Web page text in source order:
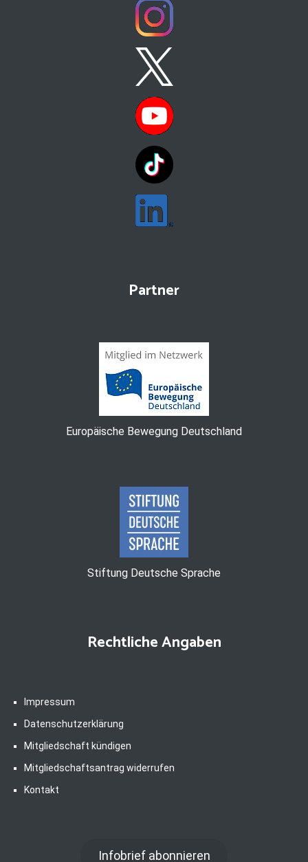
Partner
Europäische Bewegung Deutschland
Stiftung Deutsche Sprache
Rechtliche Angaben
Impressum
Datenschutzerklärung
Mitgliedschaft kündigen
Mitgliedschaftsantrag widerrufen
Kontakt
Infobrief abonnieren